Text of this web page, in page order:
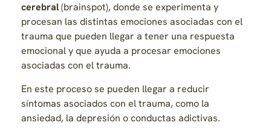
cerebral(brainspot), donde se experimenta y
procesan las distintas emociones asociadas con el
trauma que pueden llegar a tener una respuesta
emocional y que ayuda a procesar emociones
asociadas con el trauma.
En este proceso se pueden llegar a reducir
síntomas asociados con el trauma, como la
ansiedad, la depresión o conductas adictivas.